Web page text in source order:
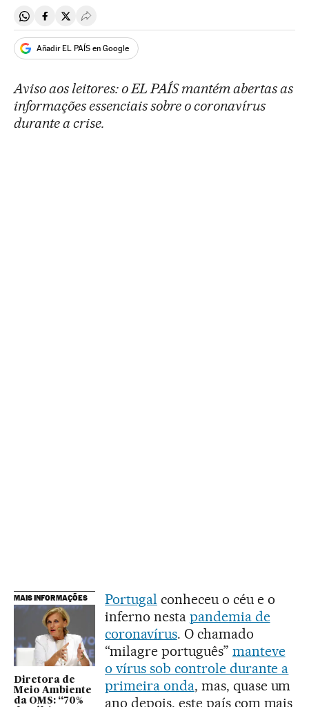
Compartir en Whatsapp
Compartir en Facebook
Compartir en Twitter
Desplegar Redes Sociales
Añadir EL PAÍS en Google
Aviso aos leitores: o EL PAÍS mantém abertas as
informações essenciais sobre o coronavírus
durante a crise.
MAIS INFORMAÇÕES
Diretora de
Meio Ambiente
da OMS: “70%
Portugal conheceu o céu e o
inferno nesta pandemia de
coronavírus. O chamado
“milagre português” manteve
o vírus sob controle durante a
primeira onda, mas, quase um
ano depois, este país com mais